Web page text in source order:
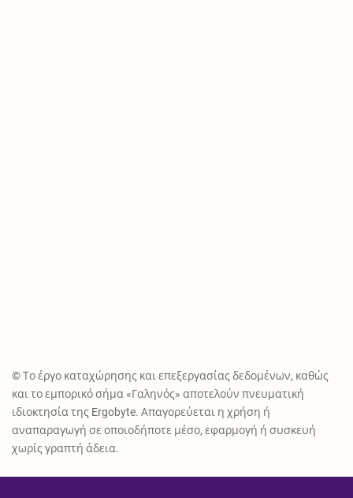
© Το έργο καταχώρησης και επεξεργασίας δεδομένων, καθώς
και το εμπορικό σήμα «Γαληνός» αποτελούν πνευματική
ιδιοκτησία της Ergobyte. Απαγορεύεται η χρήση ή
αναπαραγωγή σε οποιοδήποτε μέσο, εφαρμογή ή συσκευή
χωρίς γραπτή άδεια.